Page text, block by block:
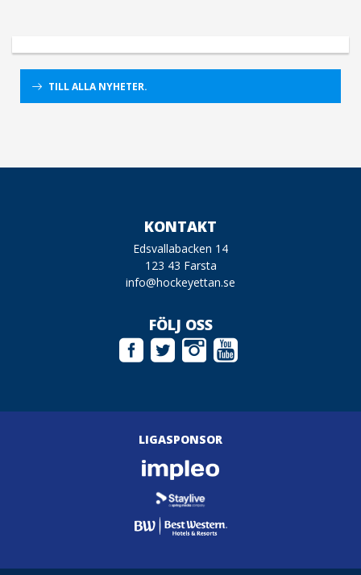
TILL ALLA NYHETER.
KONTAKT
Edsvallabacken 14
123 43 Farsta
info@hockeyettan.se
FÖLJ OSS
LIGASPONSOR